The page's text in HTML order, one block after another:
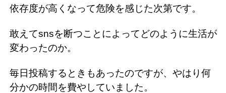
依存度が高くなって危険を感じた次第です。
敢えてsnsを断つことによってどのように生活が
変わったのか。
毎日投稿するときもあったのですが、やはり何
分かの時間を費やしていました。